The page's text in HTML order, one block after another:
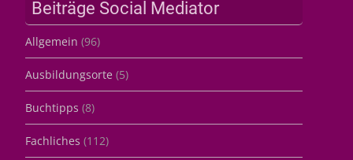
Beiträge Social Mediator
Allgemein (96)
Ausbildungsorte (5)
Buchtipps (8)
Fachliches (112)